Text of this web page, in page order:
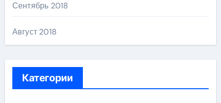
Сентябрь 2018
Август 2018
Категории